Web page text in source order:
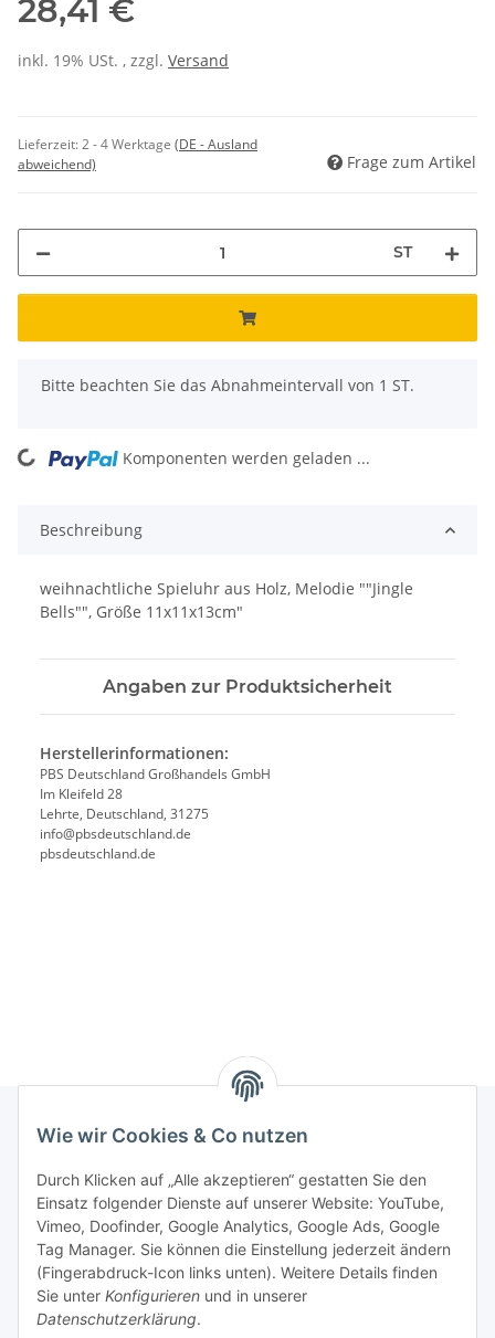
Wie wir Cookies & Co nutzen
Durch Klicken auf „Alle akzeptieren“ gestatten Sie den
Einsatz folgender Dienste auf unserer Website: YouTube,
Vimeo, Doofinder, Google Analytics, Google Ads, Google
Tag Manager. Sie können die Einstellung jederzeit ändern
(Fingerabdruck-Icon links unten). Weitere Details finden
Sie unter Konfigurieren und in unserer
Datenschutzerklärung.
28,41 €
inkl. 19% USt. , zzgl. Versand
Lieferzeit:2 - 4 Werktage (DE - Ausland
abweichend)
Frage zum Artikel
ST
x
Bitte beachten Sie das Abnahmeintervall von 1 ST.
Loading... Komponenten werden geladen ...
Beschreibung
weihnachtliche Spieluhr aus Holz, Melodie ""Jingle
Bells"", Größe 11x11x13cm"
Angaben zur Produktsicherheit
Herstellerinformationen:
PBS Deutschland Großhandels GmbH
Im Kleifeld 28
Lehrte, Deutschland, 31275
info@pbsdeutschland.de
pbsdeutschland.de
Rechtliches
Allgemeines
Firma